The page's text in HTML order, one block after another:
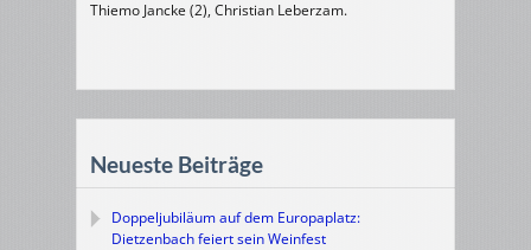
Thiemo Jancke (2), Christian Leberzam.
Neueste Beiträge
Doppeljubiläum auf dem Europaplatz:
Dietzenbach feiert sein Weinfest